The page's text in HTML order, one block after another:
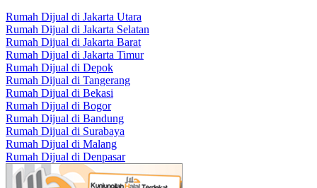
Rumah Dijual di Jakarta Utara
Rumah Dijual di Jakarta Selatan
Rumah Dijual di Jakarta Barat
Rumah Dijual di Jakarta Timur
Rumah Dijual di Depok
Rumah Dijual di Tangerang
Rumah Dijual di Bekasi
Rumah Dijual di Bogor
Rumah Dijual di Bandung
Rumah Dijual di Surabaya
Rumah Dijual di Malang
Rumah Dijual di Denpasar